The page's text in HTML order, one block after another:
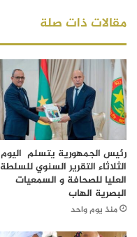
مقالات ذات صلة
رئيس الجمهورية يتسلم اليوم
الثلاثاء التقرير السنوي للسلطة
العليا للصحافة و السمعيات
البصرية الهاب
منذ يوم واحد